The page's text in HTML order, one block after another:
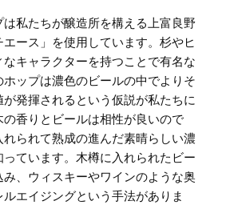
私たちが醸造所を構える上富良野
ース」を使用しています。杉やヒ
なキャラクターを持つことで有名な
ップは濃色のビールの中でよりそ
発揮されるという仮説が私たちに
香りとビールは相性が良いので
られて熟成の進んだ素晴らしい濃
ています。木樽に入れられたビー
、ウィスキーやワインのような奥
エイジングという手法がありま